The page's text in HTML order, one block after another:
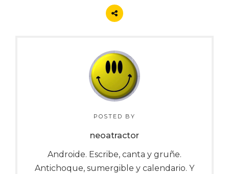
POSTED BY
neoatractor
Androide. Escribe, canta y gruñe.
Antichoque, sumergible y calendario. Y